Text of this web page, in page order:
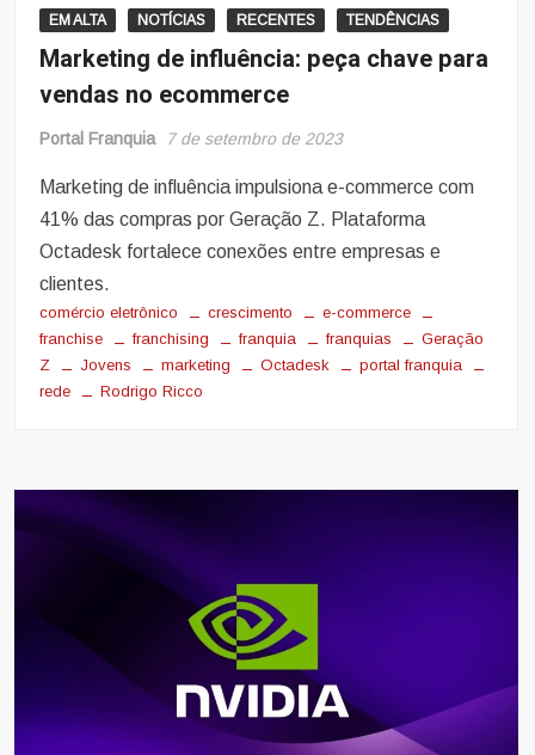
EM ALTA NOTÍCIAS RECENTES TENDÊNCIAS
Marketing de influência: peça chave para
vendas no ecommerce
Portal Franquia 7 de setembro de 2023
Marketing de influência impulsiona e-commerce com
41% das compras por Geração Z. Plataforma
Octadesk fortalece conexões entre empresas e
clientes.
comércio eletrônico crescimento
e-commerce
franchise
franchising franquia franquias
Geração
Z
Jovens marketing Octadesk
portal franquia
rede
Rodrigo Ricco